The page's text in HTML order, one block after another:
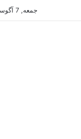
جمعه, 7 آگوست 2026